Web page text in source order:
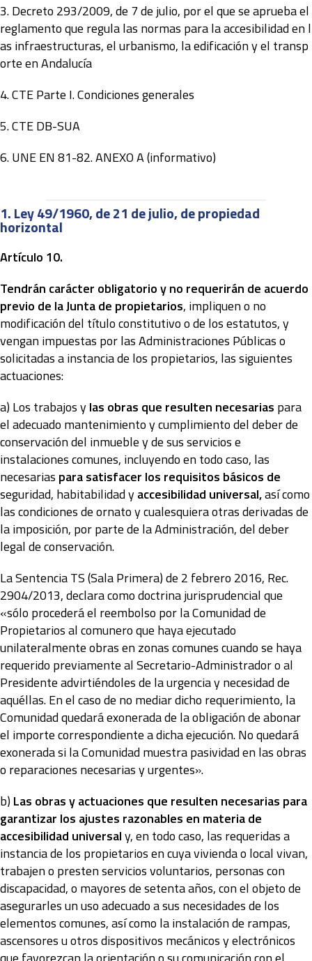
3.Decreto 293/2009, de 7 de julio, por el que se aprueba el
reglamento que regula las normas para la accesibilidad en l
as infraestructuras, el urbanismo, la edificación y el transp
orte en Andalucía
4.CTE Parte I. Condiciones generales
5.CTE DB-SUA
6.UNE EN 81-82. ANEXO A (informativo)
1. Ley 49/1960, de 21 de julio, de propiedad
horizontal
Artículo 10.
Tendrán carácter obligatorio y no requerirán de acuerdo
previo de la Junta de propietarios, impliquen o no
modificación del título constitutivo o de los estatutos, y
vengan impuestas por las Administraciones Públicas o
solicitadas a instancia de los propietarios, las siguientes
actuaciones:
a) Los trabajos ylas obras que resulten necesarias para
el adecuado mantenimiento y cumplimiento del deber de
conservación del inmueble y de sus servicios e
instalaciones comunes, incluyendo en todo caso, las
necesarias para satisfacer los requisitos básicos de
seguridad, habitabilidad yaccesibilidad universal,así como
las condiciones de ornato y cualesquiera otras derivadas de
la imposición, por parte de la Administración, del deber
legal de conservación.
La Sentencia TS (Sala Primera) de 2 febrero 2016, Rec.
2904/2013, declara como doctrina jurisprudencial que
«sólo procederá el reembolso por la Comunidad de
Propietarios al comunero que haya ejecutado
unilateralmente obras en zonas comunes cuando se haya
requerido previamente al Secretario-Administrador o al
Presidente advirtiéndoles de la urgencia y necesidad de
aquéllas. En el caso de no mediar dicho requerimiento, la
Comunidad quedará exonerada de la obligación de abonar
el importe correspondiente a dicha ejecución. No quedará
exonerada si la Comunidad muestra pasividad en las obras
o reparaciones necesarias y urgentes».
b) Las obras y actuaciones que resulten necesarias para
garantizar los ajustes razonables en materia de
accesibilidad universaly, en todo caso, las requeridas a
instancia de los propietarios en cuya vivienda o local vivan,
trabajen o presten servicios voluntarios, personas con
discapacidad, o mayores de setenta años, con el objeto de
asegurarles un uso adecuado a sus necesidades de los
elementos comunes, así como la instalación de rampas,
ascensores u otros dispositivos mecánicos y electrónicos